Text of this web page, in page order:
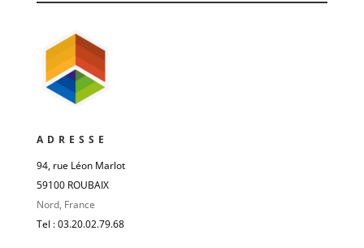
ADRESSE
94, rue Léon Marlot
59100 ROUBAIX
Nord, France
Tel : 03.20.02.79.68